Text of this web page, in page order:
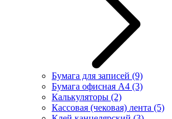
Бумага для записей (9)
Бумага офисная А4 (3)
Калькуляторы (2)
Кассовая (чековая) лента (5)